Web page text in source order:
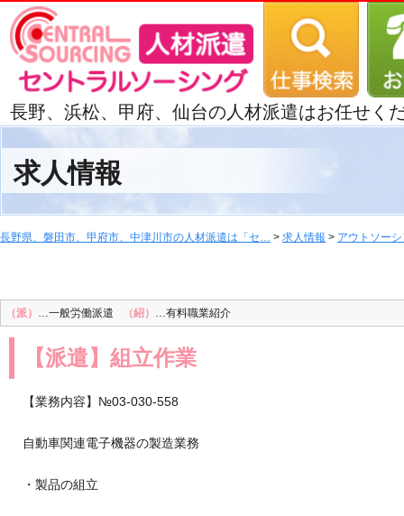
長野、浜松、甲府、仙台の人材派遣はお任せく
求人情報
長野県、磐田市、甲府市、中津川市の人材派遣は「セ… > 求人情報 > アウトソー
（派） …一般労働派遣 （紹） …有料職業紹介
【派遣】組立作業
【業務内容】№03-030-558
自動車関連電子機器の製造業務
・製品の組立